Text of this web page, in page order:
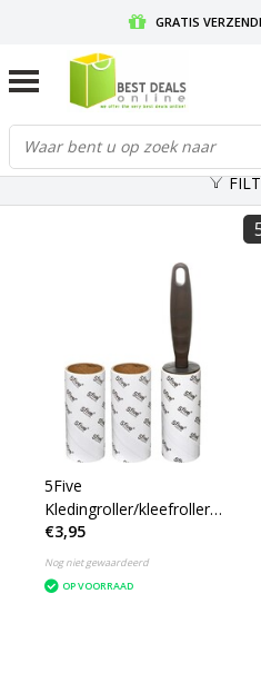
GRATIS
GRATIS RETOURNEREN
5Five
Kledingroller/kleefroller -
Grijs - 21 cm - 10 vellen
met 2x extra rollen -
Pluizenroller -
€3,95
Nog niet gewaardeerd
OP VOORRAAD